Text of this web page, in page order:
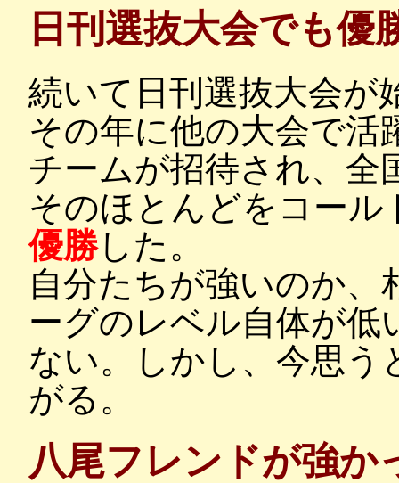
日刊選抜大会でも優
続いて日刊選抜大会が
その年に他の大会で活
チームが招待され、全
そのほとんどをコール
優勝した。
自分たちが強いのか
ーグのレベル自体が
ない。しかし、今思う
がる。
八尾フレンドが強か